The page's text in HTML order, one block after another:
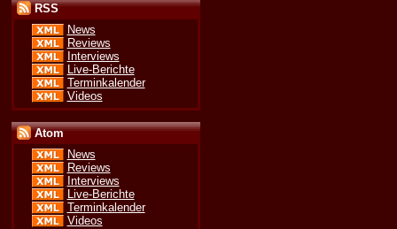
RSS
News
Reviews
Interviews
Live-Berichte
Terminkalender
Videos
Atom
News
Reviews
Interviews
Live-Berichte
Terminkalender
Videos